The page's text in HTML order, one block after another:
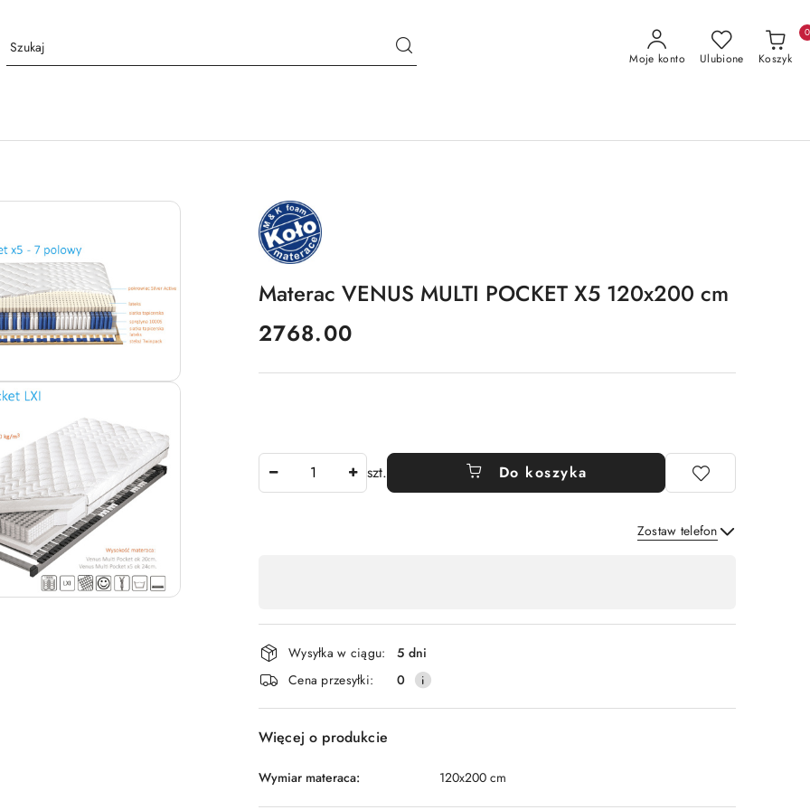
Moje konto Ulubione Koszyk
0
NAZWA
PRODUCENTA:
MKFOAM
Materac VENUS MULTI POCKET X5 120x200 cm
cena:
2768.00
szt. Do koszyka
Zostaw telefon
płatność
i
dostawa
Wysyłka w ciągu:
5 dni
Cena przesyłki:
0
Więcej o produkcie
Wymiar materaca: 120x200 cm